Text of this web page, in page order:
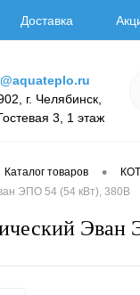
Доставка
г. Челябинск,
3, 1 этаж
Каталог товаров •
ЭПО 54 (54 кВт), 380В